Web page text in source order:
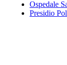
Ospedale
Presidio